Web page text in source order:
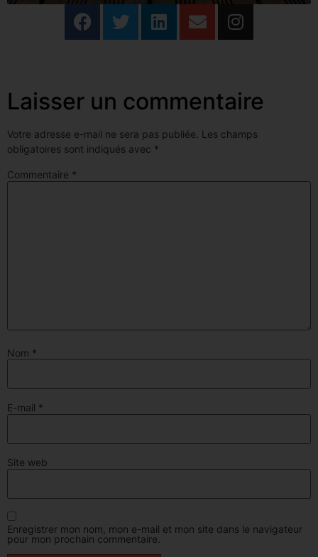
Laisser un commentaire
Votre adresse e-mail ne sera pas publiée. Les champs
obligatoires sont indiqués avec *
Commentaire *
Nom *
E-mail *
Site web
Enregistrer mon nom, mon e-mail et mon site dans le navigateur
pour mon prochain commentaire.